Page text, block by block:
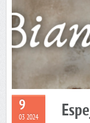
9
03 2024